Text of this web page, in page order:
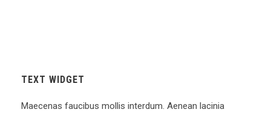
TEXT WIDGET
Maecenas faucibus mollis interdum. Aenean lacinia